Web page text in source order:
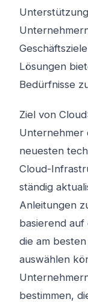
Lösungen
Bedürfnisse
Ziel von
Unternehmer
neuesten
Cloud-
ständig
Anleitungen
basierend
die am
auswählen
bestimmen,